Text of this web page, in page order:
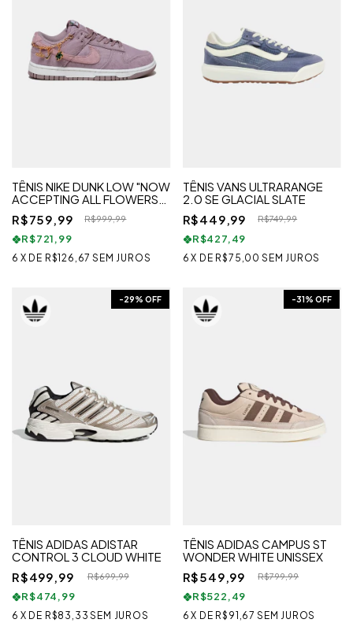
TÊNIS NIKE DUNK LOW "NOW
ACCEPTING ALL FLOWERS"
FEMININO
R$759,99 R$999,99
R$721,99
6 X DE R$126,67 SEM JUROS
TÊNIS VANS ULTRARANGE
2.0 SE GLACIAL SLATE
R$449,99
R$749,99
R$427,49
6 X DE R$75,00 SEM JUROS
-29% OFF
TÊNIS ADIDAS ADISTAR
CONTROL 3 CLOUD WHITE
R$499,99
R$699,99
R$474,99
6 X DE R$83,33 SEM JUROS
-31% OFF
TÊNIS ADIDAS CAMPUS ST
WONDER WHITE UNISSEX
R$549,99
R$799,99
R$522,49
6 X DE R$91,67 SEM JUROS